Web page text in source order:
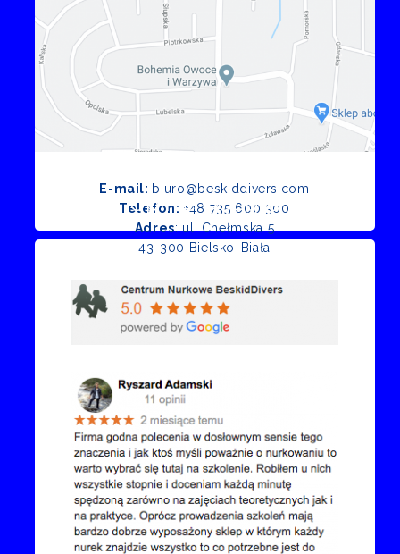
E-mail: biuro@beskiddivers.com
Telefon: +48 735 600 300
Adres: ul. Chełmska 5
43-300 Bielsko-Biała
Opinie Google